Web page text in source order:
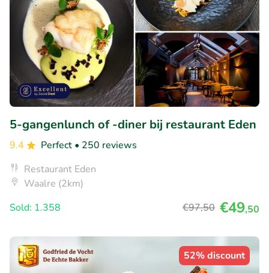
5-gangenlunch of -diner bij restaurant Eden
9.4 Perfect • 250 reviews
Restaurant Eden
Waalre (2km)
Sold: 1.358
€97,50 €49,50
52% discount